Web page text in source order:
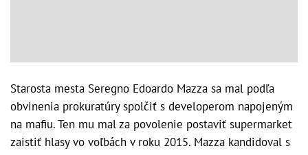
Starosta mesta Seregno Edoardo Mazza sa mal podľa
obvinenia prokuratúry spolčiť s developerom napojeným
na mafiu. Ten mu mal za povolenie postaviť supermarket
zaistiť hlasy vo voľbách v roku 2015. Mazza kandidoval s